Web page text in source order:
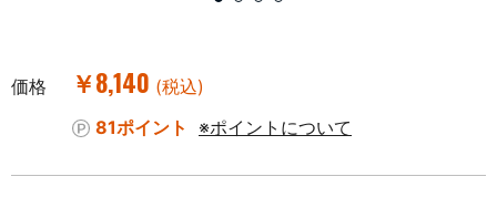
価格 ￥8,140 (税込)
81ポイント
※ポイントについて